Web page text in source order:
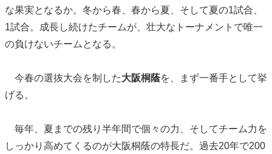
な果実となるか。冬から春、春から夏、そして夏の1試合、
1試合。成長し続けたチームが、壮大なトーナメントで唯一
の負けないチームとなる。
今春の選抜大会を制した大阪桐蔭を、まず一番手として挙
げる。
毎年、夏までの残り半年間で個々の力、そしてチーム力を
しっかり高めてくるのが大阪桐蔭の特長だ。過去20年で200